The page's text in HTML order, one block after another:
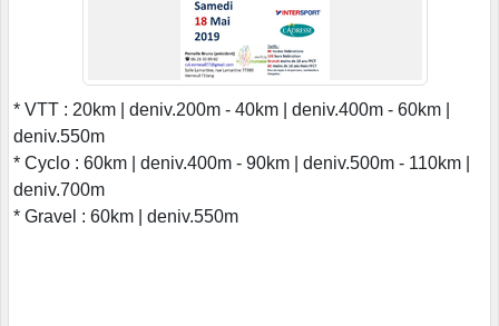
* VTT : 20km | deniv.200m - 40km | deniv.400m - 60km |
deniv.550m
* Cyclo : 60km | deniv.400m - 90km | deniv.500m - 110km |
deniv.700m
* Gravel : 60km | deniv.550m